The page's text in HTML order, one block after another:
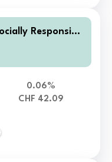
Responsible
0.06%
CHF 42.09